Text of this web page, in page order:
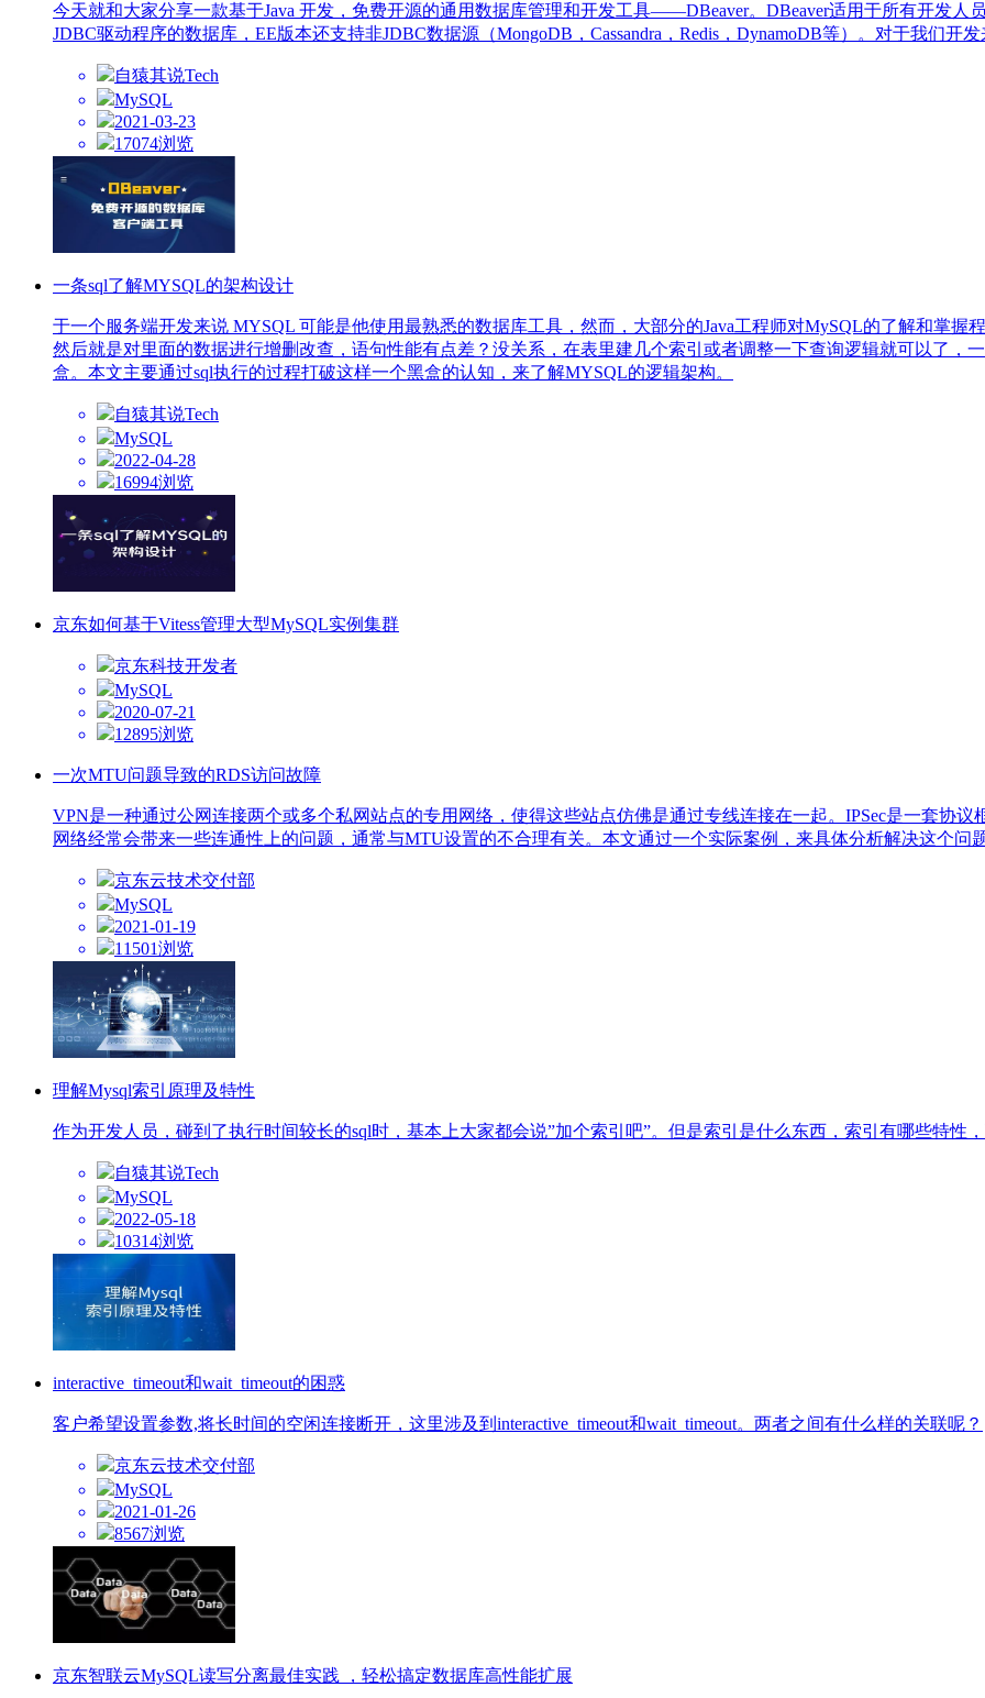
今天就和大家分享一款基于Java 开发，免费开源的通用数据库管理和开发工具——DBeaver。DBeaver适用于所有开发人
JDBC驱动程序的数据库，EE版本还支持非JDBC数据源（MongoDB，Cassandra，Redis，DynamoDB等）。对于我们开
自猿其说Tech
MySQL
2021-03-23
17074浏览
一条sql了解MYSQL的架构设计
于一个服务端开发来说 MYSQL 可能是他使用最熟悉的数据库工具，然而，大部分的Java工程师对MySQL的了解和掌握
然后就是对里面的数据进行增删改查，语句性能有点差？没关系，在表里建几个索引或者调整一下查询逻辑就可以了，
盒。本文主要通过sql执行的过程打破这样一个黑盒的认知，来了解MYSQL的逻辑架构。
自猿其说Tech
MySQL
2022-04-28
16994浏览
京东如何基于Vitess管理大型MySQL实例集群
京东科技开发者
MySQL
2020-07-21
12895浏览
一次MTU问题导致的RDS访问故障
VPN是一种通过公网连接两个或多个私网站点的专用网络，使得这些站点仿佛是通过专线连接在一起。IPSec是一套协
网络经常会带来一些连通性上的问题，通常与MTU设置的不合理有关。本文通过一个实际案例，来具体分析解决这个问题
京东云技术交付部
MySQL
2021-01-19
11501浏览
理解Mysql索引原理及特性
作为开发人员，碰到了执行时间较长的sql时，基本上大家都会说”加个索引吧”。但是索引是什么东西，索引有哪些特性
自猿其说Tech
MySQL
2022-05-18
10314浏览
interactive_timeout和wait_timeout的困惑
客户希望设置参数,将长时间的空闲连接断开，这里涉及到interactive_timeout和wait_timeout。两者之间有什么样的关联呢？
京东云技术交付部
MySQL
2021-01-26
8567浏览
京东智联云MySQL读写分离最佳实践 ，轻松搞定数据库高性能扩展